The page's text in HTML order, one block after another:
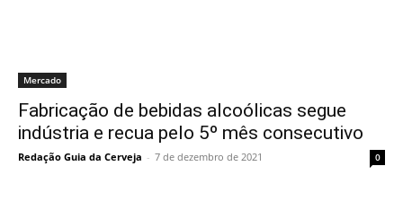
Mercado
Fabricação de bebidas alcoólicas segue
indústria e recua pelo 5º mês consecutivo
Redação Guia da Cerveja - 7 de dezembro de 2021 0